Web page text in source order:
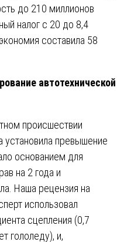
до 210 миллионов
налог с 20 до 8,4
составила 58
автотехнической
происшествии
установила превышение
основанием для
на 2 года и
Наша рецензия на
использовал
сцепления (0,7
гололеду), и,